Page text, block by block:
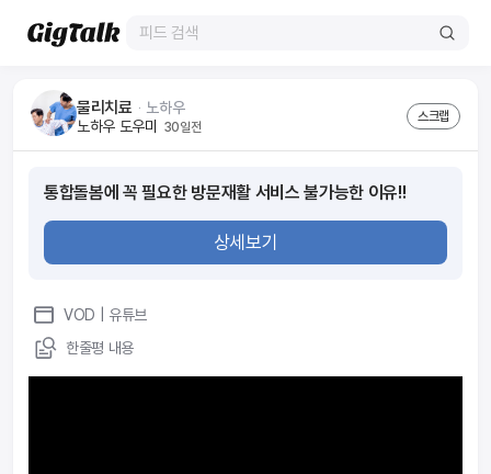
물리치료 ᆞ 노하우
노하우 도우미 30일전
스크랩
통합돌봄에 꼭 필요한 방문재활 서비스 불가능한 이유!!
상세보기
VOD | 유튜브
한줄평 내용